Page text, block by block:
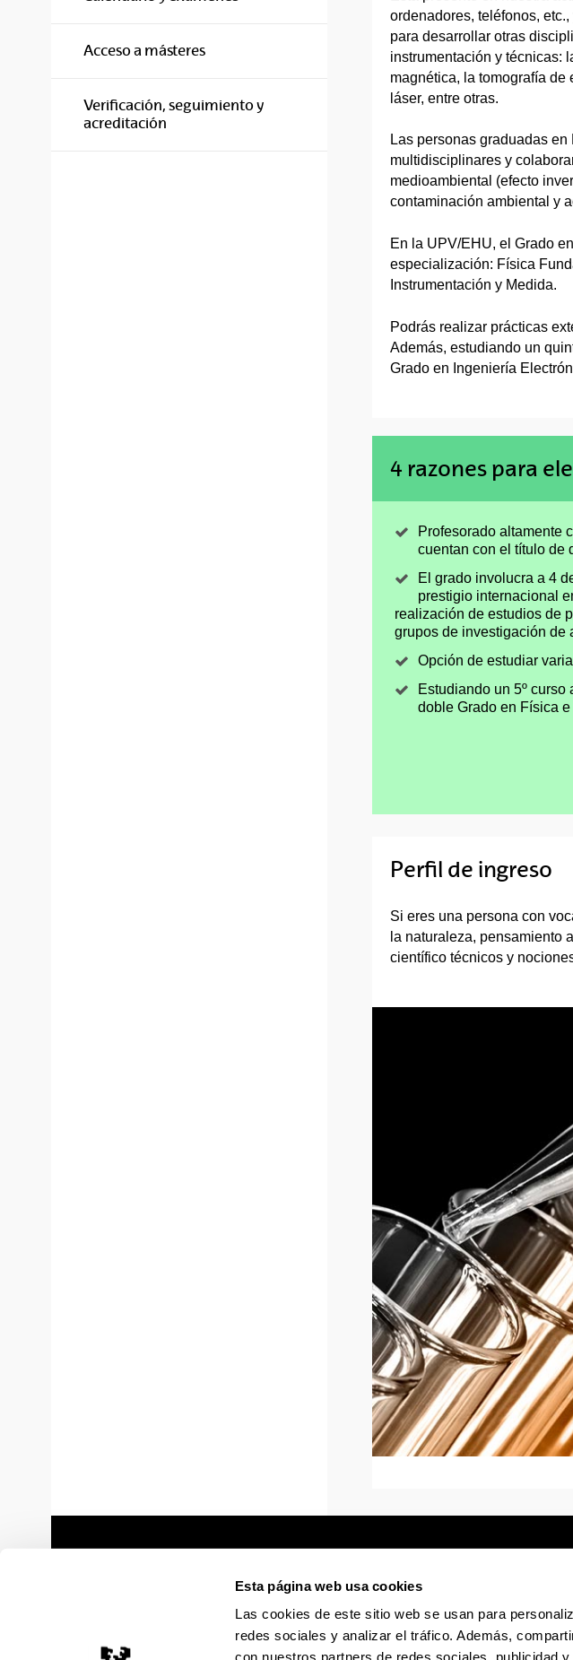
Esta página web usa cookies
Las cookies de este sitio web se usan para
redes sociales y analizar el tráfico. Además,
con nuestros partners de redes sociales, publicidad
Acceso a másteres
Verificación, seguimiento y
acreditación
ordenadores, teléfonos,
para desarrollar otras
instrumentación y técnicas:
magnética, la tomografía
láser, entre otras.
Las personas graduadas
multidisciplinares y
medioambiental (efecto
contaminación ambiental y
En la UPV/EHU, el Grado
especialización: Física
Instrumentación y Medida.
Podrás realizar prácticas
Además, estudiando un
Grado en Ingeniería
4 razones para
Profesorado altamente
cuentan con el título de
El grado involucra a 4
prestigio internacional
realización de estudios de
grupos de investigación de
Opción de estudiar
Estudiando un 5º
doble Grado en Física
Perfil de ingreso
Si eres una persona con
la naturaleza, pensamiento
científico técnicos y
Sede